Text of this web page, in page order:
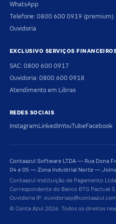
WhatsApp
Telefone: 0800 600 0919 (premium)
Ouvidoria
EXCLUSIVO SERVIÇOS
SAC: 0800 600 0917
Ouvidoria: 0800 600 0918
Atendimento em Libras
REDES SOCIAIS
InstagramLinkedInYouTubeFacebook
Contaazul Software LTDA — Rua Dona
04 e 05 — Zona Industrial Norte —
Contaazul Instituição de Pagamento
Correspondente do Banco BTG Pactual
Ouvidoria IP:
© Conta Azul 2026. Todos os direitos